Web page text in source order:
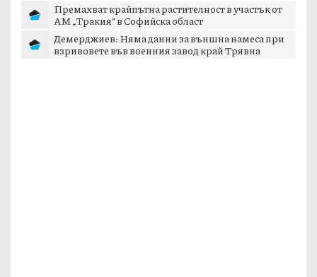
Премахват крайпътна растителност в участък от
АМ „Тракия“ в Софийска област
Демерджиев: Няма данни за външна намеса при
взривовете във военния завод край Трявна